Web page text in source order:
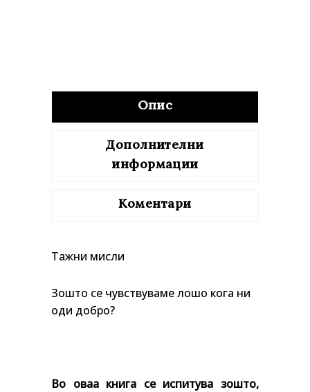
Опис
Дополнителни
информации
Коментари
Тажни мисли
Зошто се чувствуваме лошо кога ни
оди добро?
Во оваа книга се испитува зошто,